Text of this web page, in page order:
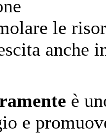
le
anche
è
e